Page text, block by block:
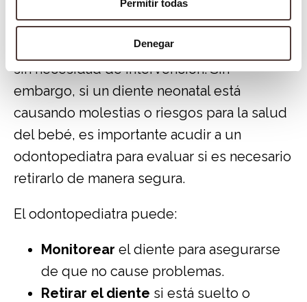
Permitir todas
Denegar
bebé. En muchos casos, los dientes caen
por sí solos en un corto período de tiempo
sin necesidad de intervención. Sin
embargo, si un diente neonatal está
causando molestias o riesgos para la salud
del bebé, es importante acudir a un
odontopediatra para evaluar si es necesario
retirarlo de manera segura.
El odontopediatra puede:
Monitorear el diente para asegurarse
de que no cause problemas.
Retirar el diente si está suelto o